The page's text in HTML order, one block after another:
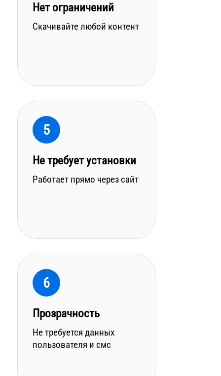
Нет ограничений
Скачивайте любой контент
5
Не требует установки
Работает прямо через сайт
6
Прозрачность
Не требуется данных
пользователя и смс